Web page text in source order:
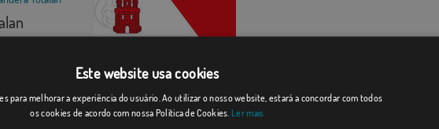
Baraona
Este website usa cookies
para melhorar a experiência do usuário. Ao utilizar o nosso website, estará a concordar com todos
os cookies de acordo com nossa Política de Cookies. Ler mais